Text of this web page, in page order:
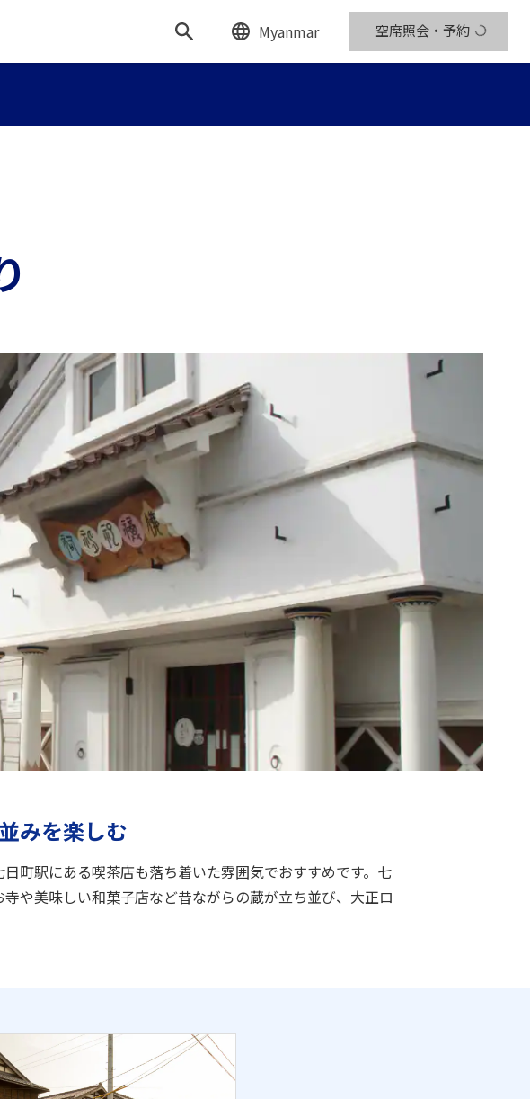
Myanmar 空席照会・予約
みを楽しむ
町駅にある喫茶店も落ち着いた雰囲気でおすすめです。七
や美味しい和菓子店など昔ながらの蔵が立ち並び、大正ロ